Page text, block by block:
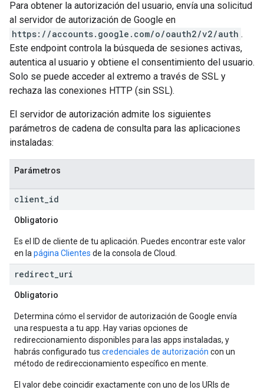
Para obtener la autorización del usuario, envía una solicitud
al servidor de autorización de Google en
https://accounts.google.com/o/oauth2/v2/auth .
Este endpoint controla la búsqueda de sesiones activas,
autentica al usuario y obtiene el consentimiento del usuario.
Solo se puede acceder al extremo a través de SSL y
rechaza las conexiones HTTP (sin SSL).
El servidor de autorización admite los siguientes
parámetros de cadena de consulta para las aplicaciones
instaladas:
Parámetros
client id
Obligatorio
Es el ID de cliente de tu aplicación. Puedes encontrar este valor
en la página Clientes de la consola de Cloud.
redirect uri
Obligatorio
Determina cómo el servidor de autorización de Google envía
una respuesta a tu app. Hay varias opciones de
redireccionamiento disponibles para las apps instaladas, y
habrás configurado tus credenciales de autorización con un
método de redireccionamiento específico en mente.
El valor debe coincidir exactamente con uno de los URIs de